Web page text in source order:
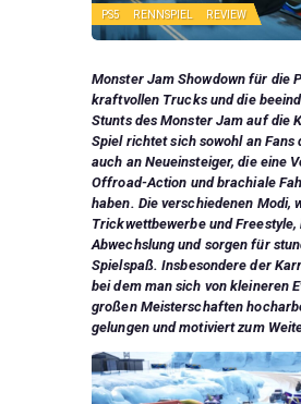
PS5 RENNSPIEL REVIEW
Monster Jam Showdown für die
kraftvollen Trucks und die
Stunts des Monster Jam auf die
Spiel richtet sich sowohl an Fans
auch an Neueinsteiger, die eine
Offroad-Action und brachiale
haben. Die verschiedenen Modi,
Trickwettbewerbe und Freestyle,
Abwechslung und sorgen für
Spielspaß. Insbesondere der
bei dem man sich von kleineren
großen Meisterschaften
gelungen und motiviert zum